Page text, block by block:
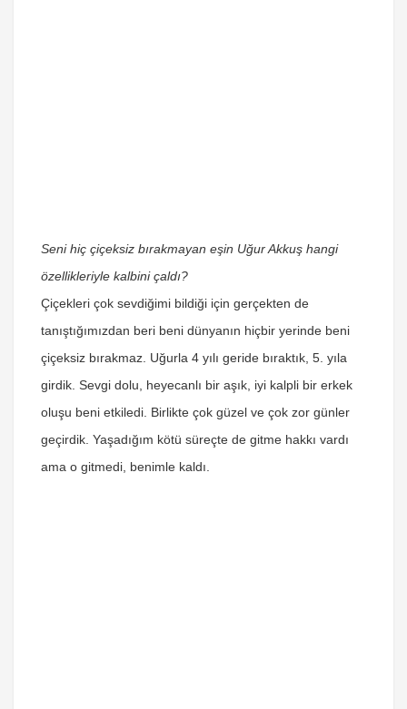
Seni hiç çiçeksiz bırakmayan eşin Uğur Akkuş hangi
özellikleriyle kalbini çaldı?
Çiçekleri çok sevdiğimi bildiği için gerçekten de
tanıştığımızdan beri beni dünyanın hiçbir yerinde beni
çiçeksiz bırakmaz. Uğurla 4 yılı geride bıraktık, 5. yıla
girdik. Sevgi dolu, heyecanlı bir aşık, iyi kalpli bir erkek
oluşu beni etkiledi. Birlikte çok güzel ve çok zor günler
geçirdik. Yaşadığım kötü süreçte de gitme hakkı vardı
ama o gitmedi, benimle kaldı.